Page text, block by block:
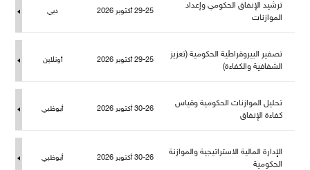
ترشيد الإنفاق الحكومي وإعداد
الموازنات
29-25 أكتوبر 2026 دبي
تصفير البيروقراطية الحكومية (تعزيز
الشفافية والكفاءة)
29-25 أكتوبر 2026 أونلاين
تحليل الموازنات الحكومية وقياس
كفاءة الإنفاق
30-26 أكتوبر 2026 أبوظبي
الإدارة المالية الاستراتيجية والموازنة
الحكومية
30-26 أكتوبر 2026 أبوظبي